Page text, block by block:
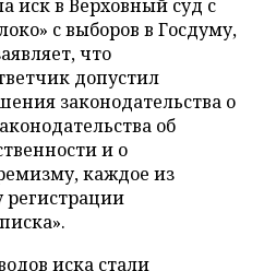
иск в Верховный суд с
с выборов в Госдуму,
что
допустил
законодательства о
об
и о
каждое из
регистрации
иска стали